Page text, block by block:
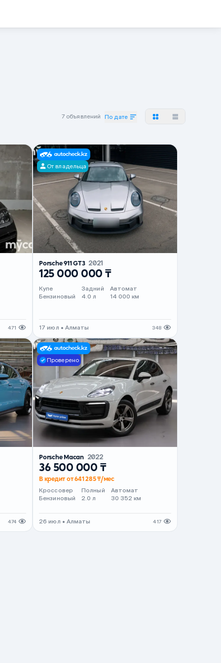
7 объявлений По дате
471
От владельца
Porsche 911 GT3 2021
125 000 000 ₸
Купе
Бензиновый
Задний
4.0 л
Автомат
14 000 км
17 июл • Алматы 348
474
Проверено
Porsche Macan 2022
36 500 000 ₸
В кредит от 641 285 ₸/мес
Кроссовер
Бензиновый
Полный
2.0 л
Автомат
30 352 км
26 июл • Алматы 417